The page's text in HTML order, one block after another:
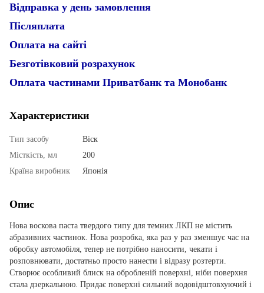
Відправка у день замовлення
Післяплата
Оплата на сайті
Безготівковий розрахунок
Оплата частинами Приватбанк та Монобанк
Характеристики
Тип засобу
Віск
Місткість, мл
200
Країна виробник
Японія
Опис
Нова воскова паста твердого типу для темних ЛКП не містить
абразивних частинок. Нова розробка, яка раз у раз зменшує час на
обробку автомобіля, тепер не потрібно наносити, чекати і
розповнювати, достатньо просто нанести і відразу розтерти.
Створює особливий блиск на обробленій поверхні, ніби поверхня
стала дзеркальною. Придає поверхні сильний водовідштовхуючий і